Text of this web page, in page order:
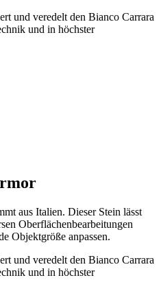
und veredelt den Bianco Carrara
und in höchster
aus Italien. Dieser Stein lässt
Oberflächenbearbeitungen
Objektgröße anpassen.
und veredelt den Bianco Carrara
und in höchster